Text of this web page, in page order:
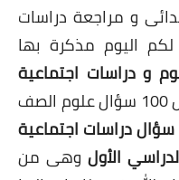
و مراجعة دراسات
لكم اليوم مذكرة بها
و دراسات اجتماعية
الترم الأول 100 سؤال علوم الصف
شهر أكتوبر و 100 سؤال دراسات اجتماعية
الأول وهى من